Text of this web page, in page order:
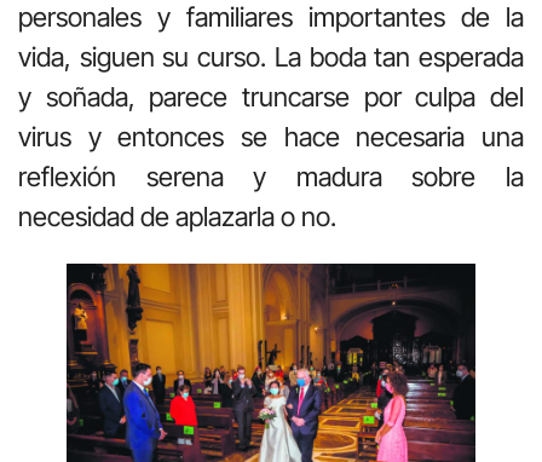
personales y familiares importantes de la
vida, siguen su curso. La boda tan esperada
y soñada, parece truncarse por culpa del
virus y entonces se hace necesaria una
reflexión serena y madura sobre la
necesidad de aplazarla o no.